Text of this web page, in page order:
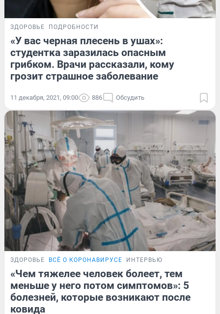
ЗДОРОВЬЕ ПОДРОБНОСТИ
«У вас черная плесень в ушах»:
студентка заразилась опасным
грибком. Врачи рассказали, кому
грозит страшное заболевание
11 декабря, 2021, 09:00 886 Обсудить
ЗДОРОВЬЕ ВСЁ О КОРОНАВИРУСЕ ИНТЕРВЬЮ
«Чем тяжелее человек болеет, тем
меньше у него потом симптомов»: 5
болезней, которые возникают после
ковида